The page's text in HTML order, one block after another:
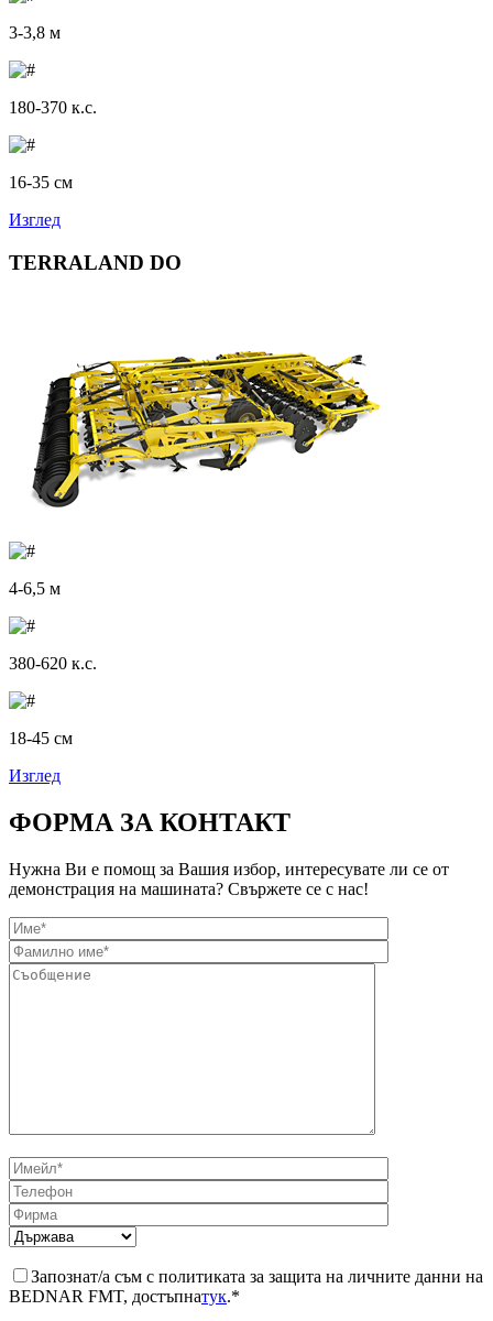
3-3,8 м
180-370 к.с.
16-35 см
Изглед
TERRALAND DO
4-6,5 м
380-620 к.с.
18-45 см
Изглед
ФОРМА ЗА КОНТАКТ
Нужна Ви е помощ за Вашия избор, интересувате ли се от
демонстрация на машината? Свържете се с нас!
Запознат/а съм с политиката за защита на личните данни на
BEDNAR FMT, достъпнатук.*